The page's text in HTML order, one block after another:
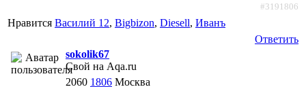
#3191806
Нравится Василий 12, Bigbizon, Diesell, Иванъ
Ответить
sokolik67
Свой на Aqa.ru
2060 1806 Москва